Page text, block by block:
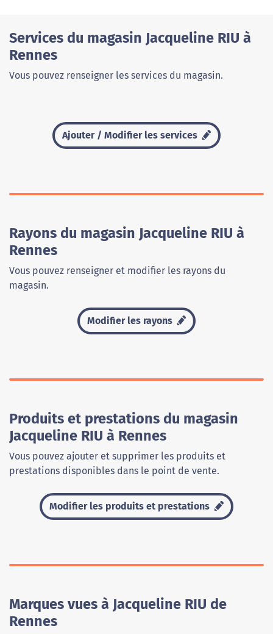
Services du magasin Jacqueline RIU à
Rennes
Vous pouvez renseigner les services du magasin.
Ajouter / Modifier les services
Rayons du magasin Jacqueline RIU à
Rennes
Vous pouvez renseigner et modifier les rayons du
magasin.
Modifier les rayons
Produits et prestations du magasin
Jacqueline RIU à Rennes
Vous pouvez ajouter et supprimer les produits et
prestations disponibles dans le point de vente.
Modifier les produits et prestations
Marques vues à Jacqueline RIU de
Rennes